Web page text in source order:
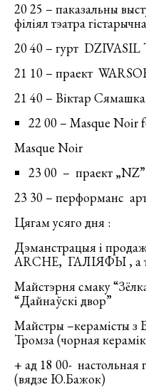
20 25 – паказальны
філіял тэатра
20 40 – гурт DZIVASIL
21 10 – праект
21 40 – Віктар
22 00 – Masque Noir
Masque Noir
23 00 – праект „NZ”
23 30 – перформанс
Цягам усяго дня :
Дэманстрацыя і
ARCHE, ГАЛІЯФЫ , а
Майстэрня смаку
“Дайнаўскі двор”
Майстры –керамісты з
Тромза (чорная
+ ад 18 00- настольная
(вядзе Ю.Бажок)